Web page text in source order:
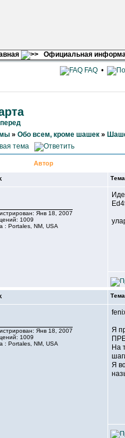
Официальная
FAQ•
» Обо всем, кроме шашек »
Автор
Янв 18, 2007
1009
: Portales, NM, USA
Янв 18, 2007
1009
: Portales, NM, USA
Я
На
Я